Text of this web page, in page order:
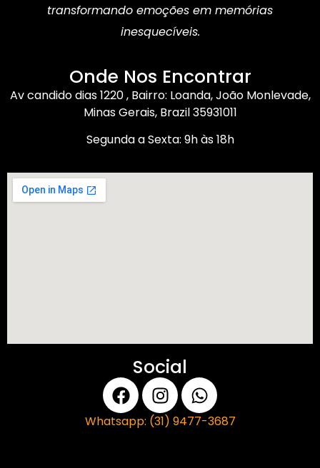
transformando emoções em memórias
inesquecíveis.
Onde Nos Encontrar
Av candido dias 1220 , Bairro: Loanda, João Monlevade,
Minas Gerais, Brazil 35931011
Segunda a Sexta: 9h às 18h
Social
Whatsapp: (31) 9477-3687